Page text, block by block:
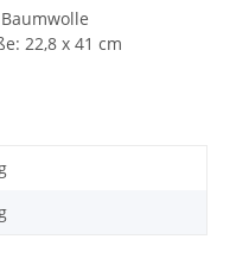
22,8 x 41 cm